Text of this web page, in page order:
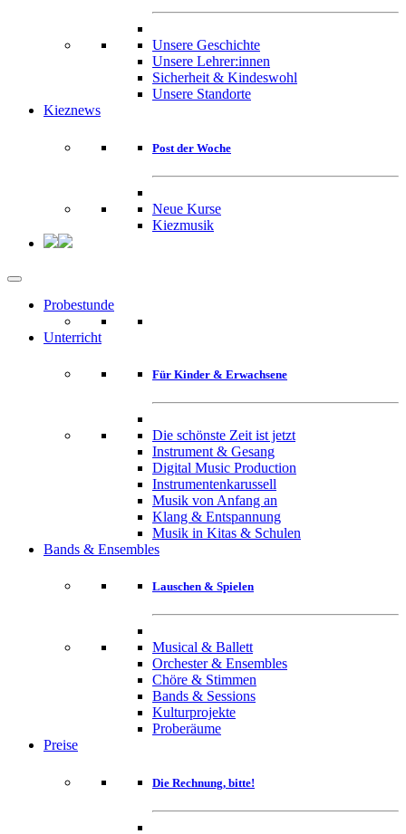
Unsere Geschichte
Unsere Lehrer:innen
Sicherheit & Kindeswohl
Unsere Standorte
Kieznews
Post der Woche
Neue Kurse
Kiezmusik
Probestunde
Unterricht
Für Kinder & Erwachsene
Die schönste Zeit ist jetzt
Instrument & Gesang
Digital Music Production
Instrumentenkarussell
Musik von Anfang an
Klang & Entspannung
Musik in Kitas & Schulen
Bands & Ensembles
Lauschen & Spielen
Musical & Ballett
Orchester & Ensembles
Chöre & Stimmen
Bands & Sessions
Kulturprojekte
Proberäume
Preise
Die Rechnung, bitte!